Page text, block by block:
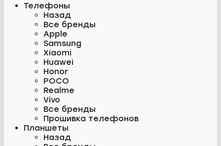
Телефоны
Назад
Все бренды
Apple
Samsung
Xiaomi
Huawei
Honor
POCO
Realme
Vivo
Все бренды
Прошивка телефонов
Планшеты
Назад